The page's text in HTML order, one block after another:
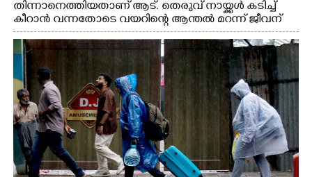
തിന്നാനെത്തിയതാണ് ആട്. തെരുവ് നായ്ക്കൾ കടിച്ച്
കീറാൻ വന്നതോടെ വയറിന്റെ ആന്തൽ മറന്ന് ജീവന്
വേണ്ടിയായി ഓട്ടം. എറണാകുളം വാത്തുരുത്തിയിൽ
നിന്നുള്ള കാഴ്ച